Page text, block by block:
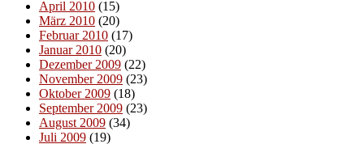
April 2010 (15)
März 2010 (20)
Februar 2010 (17)
Januar 2010 (20)
Dezember 2009 (22)
November 2009 (23)
Oktober 2009 (18)
September 2009 (23)
August 2009 (34)
Juli 2009 (19)